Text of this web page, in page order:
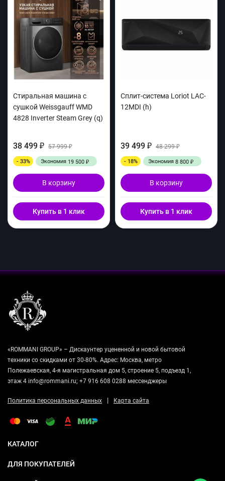
Стиральная машина с
сушкой Weissgauff WMD
4828 Inverter Steam Grey (q)
38 499 ₽ 57 999₽
- 33% Экономия 19 500 ₽
В корзину
Купить в 1 клик
Сплит-система Loriot LAC-
12MDI (h)
39 499 ₽ 48 299₽
- 18% Экономия 8 800 ₽
В корзину
Купить в 1 клик
«ROMMANI GROUP» – Дискаунтер уцененной и новой бытовой
техники со скидками от 30-80%. Адрес: Москва, метро
Полежаевская, 4-я магистральная дом 5, строение 5, подъезд 1,
этаж 4 info@rommani.ru; +7 916 608 0288 мессенджеры
Политика персональных данных | Карта сайта
КАТАЛОГ
ДЛЯ ПОКУПАТЕЛЕЙ